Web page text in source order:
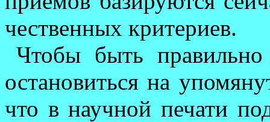
чественных критериев.
Чтобы быть
остановиться на
что в научной печати